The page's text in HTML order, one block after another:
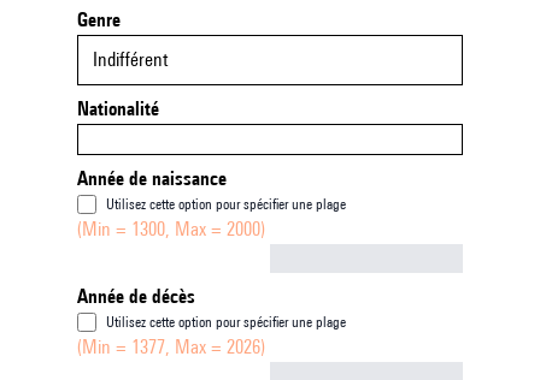
Genre
Indifférent
Nationalité
Année de naissance
Utilisez cette option pour spécifier une plage
(Min = 1300, Max = 2000)
Année de décès
Utilisez cette option pour spécifier une plage
(Min = 1377, Max = 2026)